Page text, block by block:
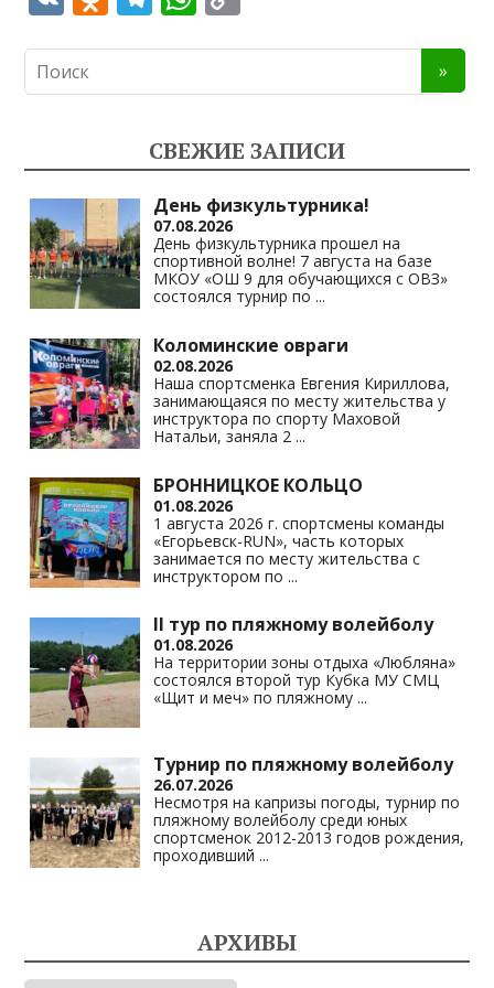
o
as
s
ni
ki
gr
a
m
s
A
p
p
y
Li
n
k
СВЕЖИЕ ЗАПИСИ
День физкультурника!
07.08.2026
День физкультурника прошел на
спортивной волне! 7 августа на базе
МКОУ «ОШ 9 для обучающихся с ОВЗ»
состоялся турнир по ...
Коломинские овраги
02.08.2026
Наша спортсменка Евгения Кириллова,
занимающаяся по месту жительства у
инструктора по спорту Маховой
Натальи, заняла 2 ...
БРОННИЦКОЕ КОЛЬЦО
01.08.2026
1 августа 2026 г. спортсмены команды
«Егорьевск-RUN», часть которых
занимается по месту жительства с
инструктором по ...
II тур по пляжному волейболу
01.08.2026
На территории зоны отдыха «Любляна»
состоялся второй тур Кубка МУ СМЦ
«Щит и меч» по пляжному ...
Турнир по пляжному волейболу
26.07.2026
Несмотря на капризы погоды, турнир по
пляжному волейболу среди юных
спортсменок 2012-2013 годов рождения,
проходивший ...
АРХИВЫ